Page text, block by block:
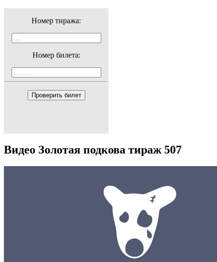
Номер тиража:
Номер билета:
Проверить билет
Видео Золотая подкова тираж 507